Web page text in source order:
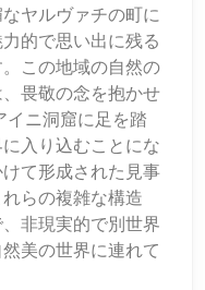
ヤルヴァチの町に
的で思い出に残る
この地域の自然の
畏敬の念を抱かせ
イニ洞窟に足を踏
入り込むことにな
て形成された見事
らの複雑な構造
非現実的で別世界
美の世界に連れて